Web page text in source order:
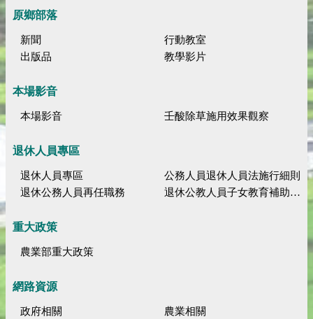
原鄉部落
新聞
行動教室
出版品
教學影片
本場影音
本場影音 壬酸除草施用效果觀察
退休人員專區
退休人員專區
公務人員退休人員法施行細則
退休公務人員再任職務
退休公教人員子女教育補助規定
重大政策
農業部重大政策
網路資源
政府相關
農業相關